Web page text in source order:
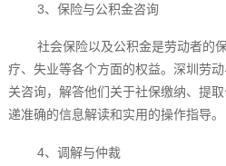
3、保险与公积金咨询
社会保险以及公积金是劳动者的
疗、失业等各个方面的权益。深圳劳
关咨询，解答他们关于社保缴纳、提
递准确的信息解读和实用的操作指导。
4、调解与仲裁